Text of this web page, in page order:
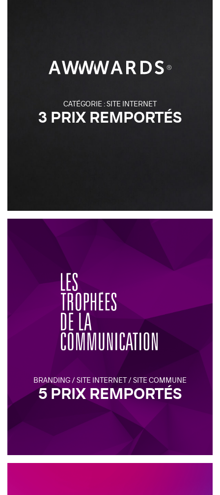
CATÉGORIE : SITE INTERNET
3 PRIX REMPORTÉS
BRANDING / SITE INTERNET / SITE COMMUNE
5 PRIX REMPORTÉS